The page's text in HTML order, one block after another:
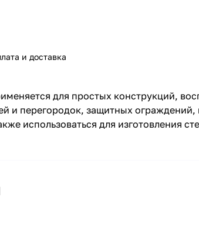
и доставка
для простых конструкций,
и перегородок, защитных
использоваться для изготовления